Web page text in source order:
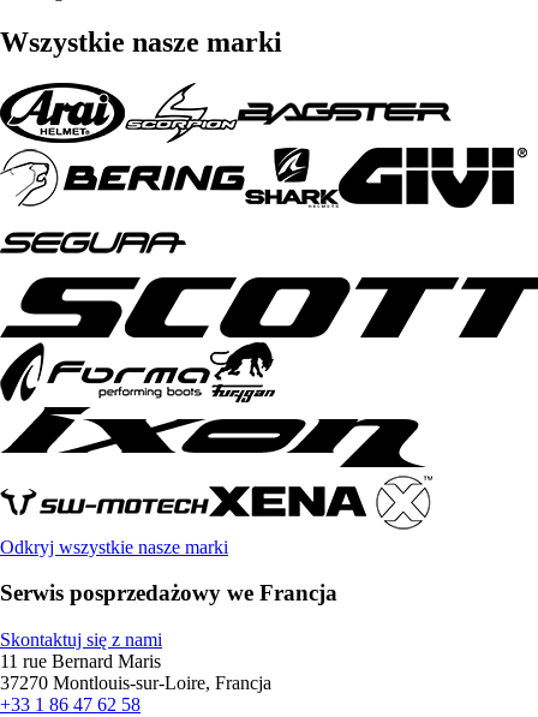
Wszystkie nasze marki
Odkryj wszystkie nasze marki
Serwis posprzedażowy we Francja
Skontaktuj się z nami
11 rue Bernard Maris
37270 Montlouis-sur-Loire, Francja
+33 1 86 47 62 58